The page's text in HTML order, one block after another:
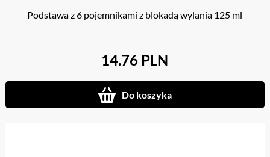
Podstawa z 6 pojemnikami z blokadą wylania 125 ml
14.76 PLN
Do koszyka